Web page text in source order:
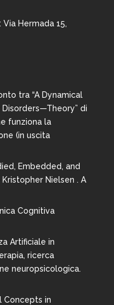
Via Hermada 15,
tra “A Dynamical
di
funziona la
(in uscita
Embedded, and
Nielsen . A
Cognitiva
Artificiale in
ricerca
neuropsicologica.
Concepts in